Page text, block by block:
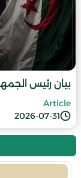
بيان رئيس
2026-07-31
Article